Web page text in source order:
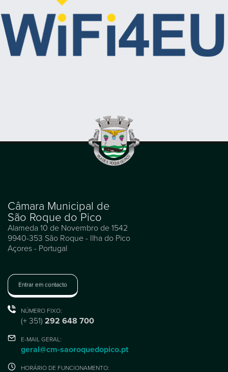
Câmara Municipal de
São Roque do Pico
Alameda 10 de Novembro de 1542
9940-353 São Roque - Ilha do Pico
Açores - Portugal
Entrar em contacto
NÚMERO FIXO:
(+ 351) 292 648 700
E-MAIL GERAL:
geral@cm-saoroquedopico.pt
HORÁRIO DE FUNCIONAMENTO: